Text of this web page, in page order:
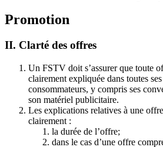
Promotion
II. Clarté des offres
Un FSTV doit s’assurer que toute
clairement expliquée dans toutes
consommateurs, y compris ses
son matériel publicitaire.
Les explications relatives à une
clairement :
la durée de l’offre;
dans le cas d’une offre